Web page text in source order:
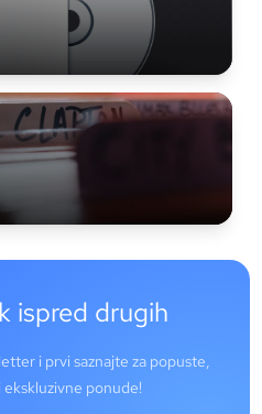
ispred drugih
i prvi saznajte za popuste,
ponude!